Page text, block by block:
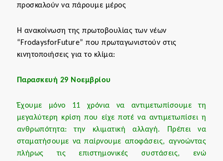
προσκαλούν να πάρουμε μέρος
Η ανακοίνωση της πρωτοβουλίας των νέων
“FrodaysforFuture” που πρωταγωνιστούν στις
κινητοποιήσεις για το κλίμα:
Παρασκευή 29 Νοεμβρίου
Έχουμε μόνο 11 χρόνια να αντιμετωπίσουμε τη
μεγαλύτερη κρίση που είχε ποτέ να αντιμετωπίσει η
ανθρωπότητα: την κλιματική αλλαγή. Πρέπει να
σταματήσουμε να παίρνουμε αποφάσεις, αγνοώντας
πλήρως τις επιστημονικές συστάσεις, ενώ